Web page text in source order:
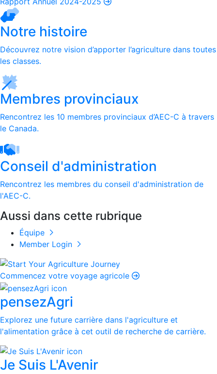
Notre histoire
Découvrez notre vision d’apporter l’agriculture dans toutes
les classes.
Membres provinciaux
Rencontrez les 10 membres provinciaux d’AEC-C à travers
le Canada.
Conseil d'administration
Rencontrez les membres du conseil d'administration de
l'AEC-C.
Aussi dans cette rubrique
Équipe
Member Login
Commencez votre voyage agricole
pensezAgri
Explorez une future carrière dans l'agriculture et
l'alimentation grâce à cet outil de recherche de carrière.
Je Suis L'Avenir